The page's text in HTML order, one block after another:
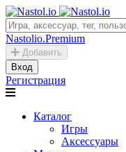
Nastolio.Premium
Добавить
Вход
Регистрация
Каталог
Игры
Аксессуары